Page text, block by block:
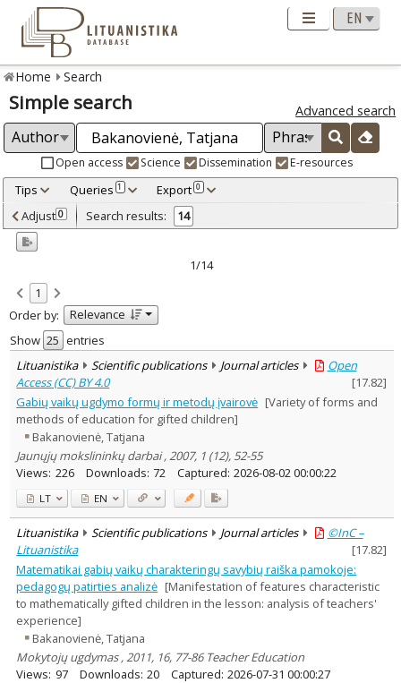
Home Search
Simple search Advanced search
Open access Science Dissemination E-resources
Tips Queries 1 Export 0
Adjusted by criteria 0
Year
Refine
Open access
Scientific publications 13
Dissemination publications
Document Type:
Books & books parts 1
Journal articles 12
Dissertations 1
Subject area:
Education
13
Psychology 4
Sociology
Management
Text language
Country of publication
Historical periods
Lithuanian place names
Subject
Journal
Adjust 0 Search results: 14
1/14
1
Order by:
Relevance
Show
entries
Lituanistika
Scientific publications Journal articles
Open
Access (CC) BY 4.0
[17.82]
Gabių vaikų ugdymo formų ir metodų įvairovė [Variety of forms and
methods of education for gifted children]
Bakanovienė, Tatjana
Jaunųjų mokslininkų darbai , 2007, 1 (12), 52-55
Views: 226 Downloads: 72 Captured: 2026-08-02 00:00:22
LT EN
Lituanistika Scientific publications Journal articles
©InC –
Lituanistika
[17.82]
Matematikai gabių vaikų charakteringų savybių raiška pamokoje:
pedagogų patirties analizė [Manifestation of features characteristic
to mathematically gifted children in the lesson: analysis of teachers'
experience]
Bakanovienė, Tatjana
Mokytojų ugdymas , 2011, 16, 77-86 Teacher Education
Views: 97 Downloads: 20 Captured: 2026-07-31 00:00:27